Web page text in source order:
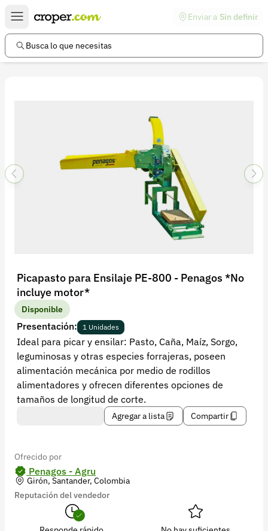
Enviar a Sin definir
Busca lo que necesitas
Picapasto para Ensilaje PE-800 - Penagos *No
incluye motor*
Disponible
Presentación: 1 Unidades
Ideal para picar y ensilar: Pasto, Caña, Maíz, Sorgo,
leguminosas y otras especies forrajeras, poseen
alimentación mecánica por medio de rodillos
alimentadores y ofrecen diferentes opciones de
tamaños de longitud de corte.
Agregar a lista Compartir
Ofrecido por
Penagos - Agru
Girón, Santander, Colombia
Reputación del vendedor
Enlaces de interés
Preguntas frecuentes
Política de devoluciones
Política de privacidad
Recuperar contraseña
Contacto
Soporte
+57 323 2931928
contacto@croper.com
© 2026 Croper.com Todos los derechos reservados